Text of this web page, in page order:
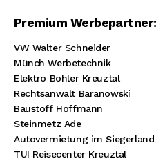
Premium Werbepartner:
VW Walter Schneider
Münch Werbetechnik
Elektro Böhler Kreuztal
Rechtsanwalt Baranowski
Baustoff Hoffmann
Steinmetz Ade
Autovermietung im Siegerland
TUI Reisecenter Kreuztal